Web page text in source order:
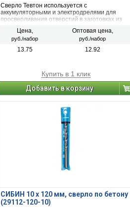
Сверло Тевтон используется с
аккумуляторными и электродрелями для
просверливания отверстий в заготовках из
Цена,
руб./набор
Оптовая цена,
руб./набор
13.75 12.92
Купить в 1 клик
Добавить в корзину
СИБИН 10 x 120 мм, сверло по бетону
(29112-120-10)